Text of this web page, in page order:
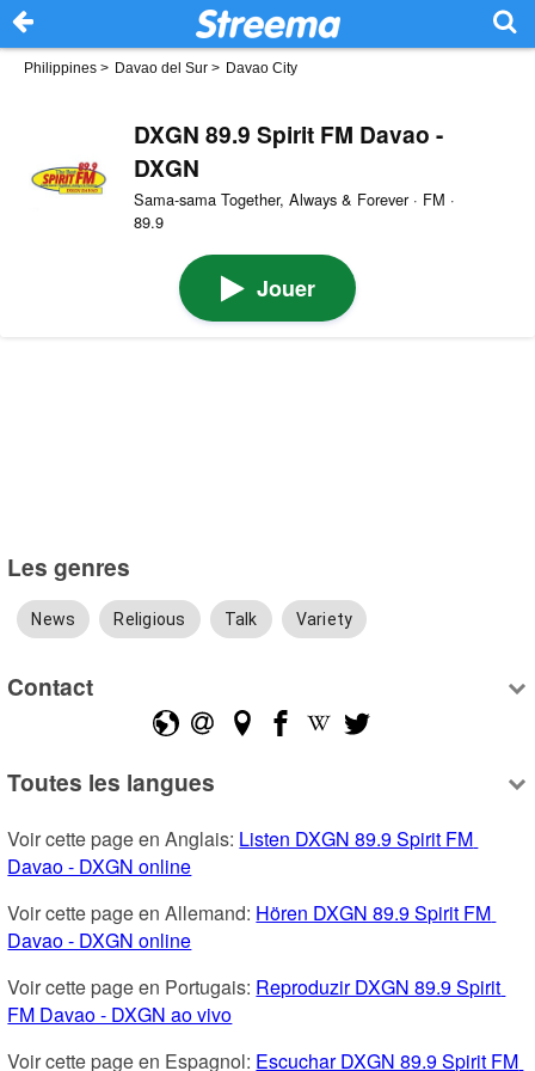
Philippines > Davao del Sur > Davao City
DXGN 89.9 Spirit FM Davao -
DXGN
Sama-sama Together, Always & Forever · FM ·
89.9
Jouer
Les genres
News Religious Talk Variety
Contact
Toutes les langues
Voir cette page en Anglais: Listen DXGN 89.9 Spirit FM
Davao - DXGN online
Voir cette page en Allemand: Hören DXGN 89.9 Spirit FM
Davao - DXGN online
Voir cette page en Portugais: Reproduzir DXGN 89.9 Spirit
FM Davao - DXGN ao vivo
Voir cette page en Espagnol: Escuchar DXGN 89.9 Spirit FM